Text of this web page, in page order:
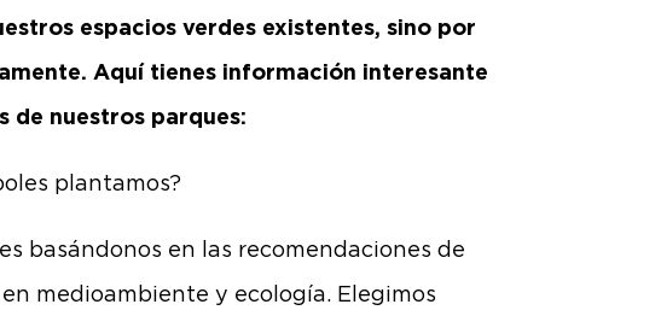
espacios verdes existentes, sino por
Aquí tienes información interesante
de nuestros parques:
plantamos?
basándonos en las recomendaciones de
medioambiente y ecología. Elegimos